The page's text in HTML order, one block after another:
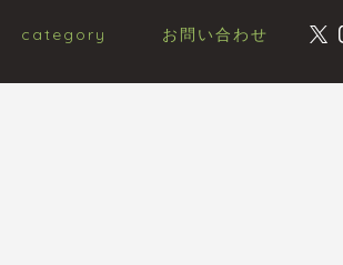
category お問い合わせ